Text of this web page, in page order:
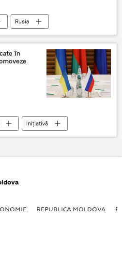
Rusia
în
Inițiativă
Apel
REPUBLICA MOLDOVA